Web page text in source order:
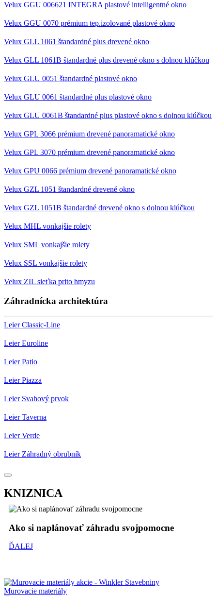
Velux GGU 006621 INTEGRA plastové intelligentné okno
Velux GGU 0070 prémium tep.izolované plastové okno
Velux GLL 1061 štandardné plus drevené okno
Velux GLL 1061B štandardné plus drevené okno s dolnou klúčkou
Velux GLU 0051 štandardné plastové okno
Velux GLU 0061 štandardné plus plastové okno
Velux GLU 0061B štandardné plus plastové okno s dolnou klúčkou
Velux GPL 3066 prémium drevené panoramatické okno
Velux GPL 3070 prémium drevené panoramatické okno
Velux GPU 0066 prémium drevené panoramatické okno
Velux GZL 1051 štandardné drevené okno
Velux GZL 1051B štandardné drevené okno s dolnou klúčkou
Velux MHL vonkajšie rolety
Velux SML vonkajšie rolety
Velux SSL vonkajšie rolety
Velux ZIL sieťka prito hmyzu
Záhradnícka architektúra
Leier Classic-Line
Leier Euroline
Leier Patio
Leier Piazza
Leier Svahový prvok
Leier Taverna
Leier Verde
Leier Záhradný obrubník
KNIZNICA
Ako si naplánovať záhradu svojpomocne
ĎALEJ
Murovacie materiály